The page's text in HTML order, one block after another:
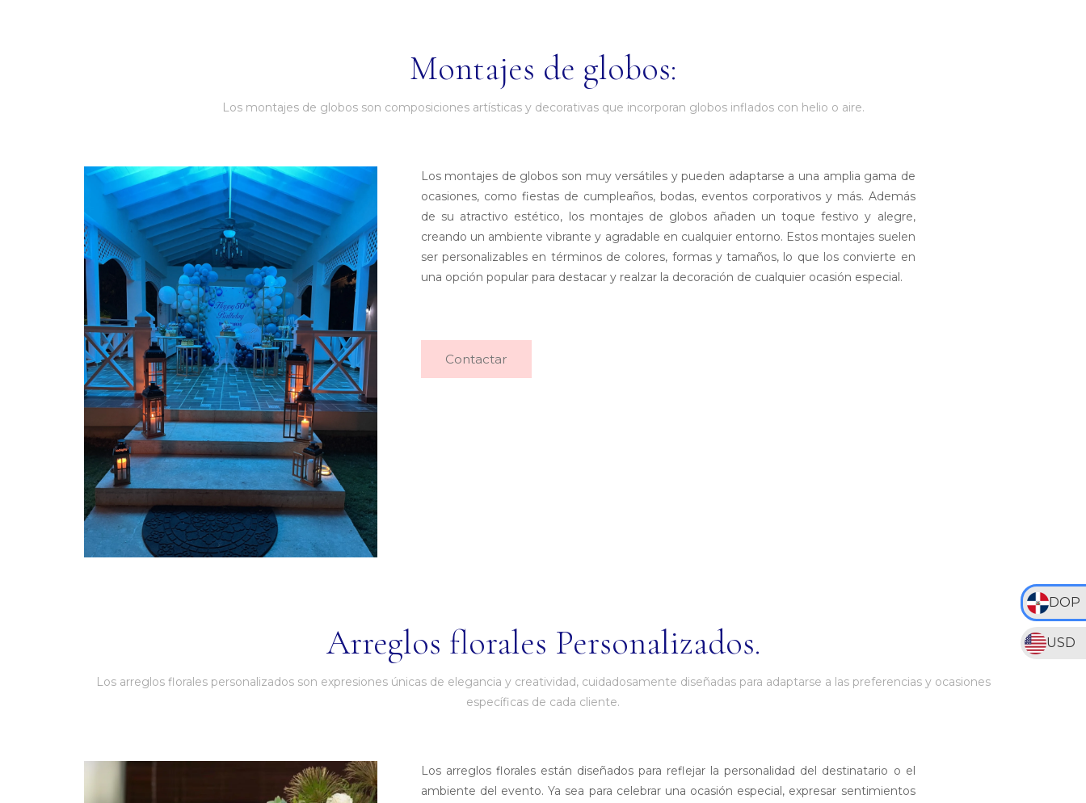
DOP
USD
Montajes de globos:
Los montajes de globos son composiciones artísticas y decorativas que incorporan globos inflados con helio o aire.
Los montajes de globos son muy versátiles y pueden adaptarse a una amplia gama de
ocasiones, como fiestas de cumpleaños, bodas, eventos corporativos y más. Además
de su atractivo estético, los montajes de globos añaden un toque festivo y alegre,
creando un ambiente vibrante y agradable en cualquier entorno. Estos montajes suelen
ser personalizables en términos de colores, formas y tamaños, lo que los convierte en
una opción popular para destacar y realzar la decoración de cualquier ocasión especial.
Contactar
Arreglos florales Personalizados.
Los arreglos florales personalizados son expresiones únicas de elegancia y creatividad, cuidadosamente diseñadas para adaptarse a las preferencias y ocasiones
específicas de cada cliente.
Los arreglos florales están diseñados para reflejar la personalidad del destinatario o el
ambiente del evento. Ya sea para celebrar una ocasión especial, expresar sentimientos